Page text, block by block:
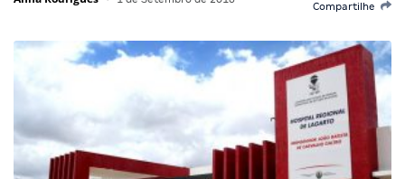
Compartilhe